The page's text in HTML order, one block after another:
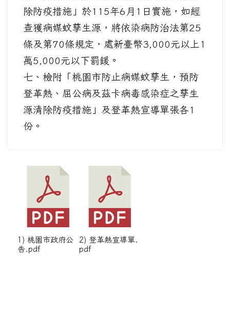
除防疫措施」於115年6月1日實施，如經
查獲病媒蚊孳生源，將依染病防治法第25
條及第70條規定，處新臺幣3,000元以上1
萬5,000元以下罰鍰。
七、檢附「桃園市防止病媒蚊孳生，預防
登革熱、屈公病及茲卡病毒感染症之孳生
源清除防疫措施」及登革熱宣導單張各1
份。
1) 桃園市政府公
告.pdf
2) 登革熱宣導單.
pdf